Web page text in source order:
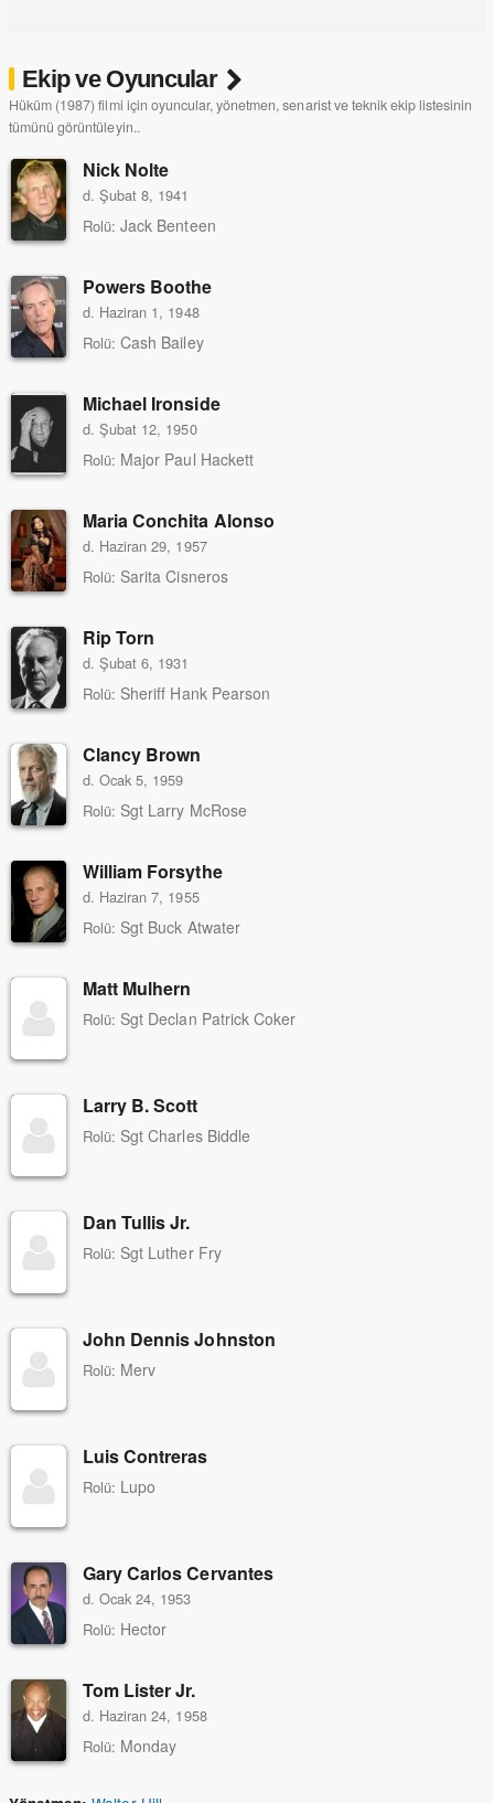
Ekip ve Oyuncular
Hüküm (1987) filmi için oyuncular, yönetmen, senarist ve teknik ekip listesinin
tümünü görüntüleyin..
Nick Nolte
d. Şubat 8, 1941
Rolü: Jack Benteen
Powers Boothe
d. Haziran 1, 1948
Rolü: Cash Bailey
Michael Ironside
d. Şubat 12, 1950
Rolü: Major Paul Hackett
Maria Conchita Alonso
d. Haziran 29, 1957
Rolü: Sarita Cisneros
Rip Torn
d. Şubat 6, 1931
Rolü: Sheriff Hank Pearson
Clancy Brown
d. Ocak 5, 1959
Rolü: Sgt Larry McRose
William Forsythe
d. Haziran 7, 1955
Rolü: Sgt Buck Atwater
Matt Mulhern
Rolü: Sgt Declan Patrick Coker
Larry B. Scott
Rolü: Sgt Charles Biddle
Dan Tullis Jr.
Rolü: Sgt Luther Fry
John Dennis Johnston
Rolü: Merv
Luis Contreras
Rolü: Lupo
Gary Carlos Cervantes
d. Ocak 24, 1953
Rolü: Hector
Tom Lister Jr.
d. Haziran 24, 1958
Rolü: Monday